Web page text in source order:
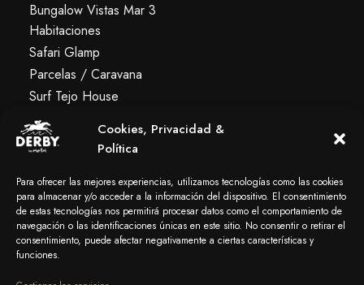
Cookies, Privacidad &
Política
Para ofrecer las mejores experiencias, utilizamos tecnologías como las cookies
para almacenar y/o acceder a la información del dispositivo. El consentimiento
de estas tecnologías nos permitirá procesar datos como el comportamiento de
navegación o las identificaciones únicas en este sitio. No consentir o retirar el
consentimiento, puede afectar negativamente a ciertas características y
funciones.
Bungalow Vistas Mar 3
Habitaciones
Safari Glamp
Parcelas / Caravana
Surf Tejo House
Albergue Premium
Servicios
Surf & Alquiler
'La Molona' Bar
Mola! Blog